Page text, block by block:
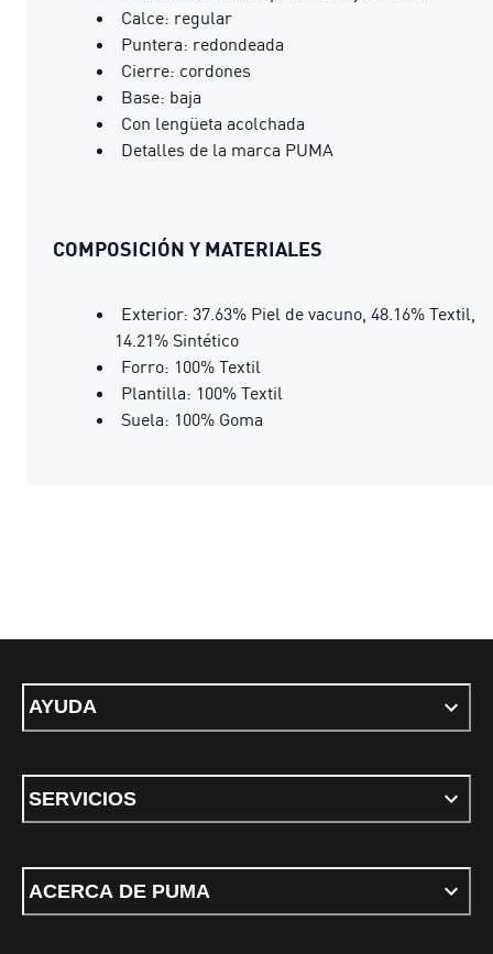
Calce: regular
Puntera: redondeada
Cierre: cordones
Base: baja
Con lengüeta acolchada
Detalles de la marca PUMA
COMPOSICIÓN Y MATERIALES
Exterior: 37.63% Piel de vacuno, 48.16% Textil,
14.21% Sintético
Forro: 100% Textil
Plantilla: 100% Textil
Suela: 100% Goma
AYUDA
SERVICIOS
ACERCA DE PUMA